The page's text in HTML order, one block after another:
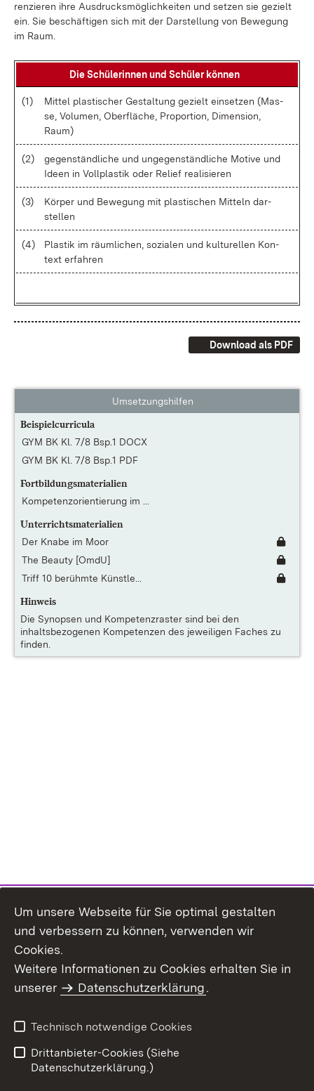
ren­zie­ren ih­re Aus­drucks­mög­lich­kei­ten und set­zen sie ge­zielt
ein. Sie be­schäf­ti­gen sich mit der Dar­stel­lung von Be­we­gung
im Raum.
Die Schü­le­rin­nen und Schü­ler kön­nen
(1)
Mit­tel plas­ti­scher Ge­stal­tung ge­zielt ein­set­zen (Mas­
se, Vo­lu­men, Ober­flä­che, Pro­por­ti­on, Di­men­si­on,
Raum)
(2)
ge­gen­ständ­li­che und un­ge­gen­ständ­li­che Mo­ti­ve und
Ide­en in Voll­plas­tik oder Re­li­ef rea­li­sie­ren
(3)
Kör­per und Be­we­gung mit plas­ti­schen Mit­teln dar­
stel­len
(4)
Plas­tik im räum­li­chen, so­zia­len und kul­tu­rel­len Kon­
text er­fah­ren
Download als PDF
Umsetzungshilfen
Beispielcurricula
GYM BK Kl. 7/8 Bsp.1 DOCX
GYM BK Kl. 7/8 Bsp.1 PDF
Fortbildungsmaterialien
Kompetenzorientierung im ...
Unterrichtsmaterialien
Der Knabe im Moor
The Beauty [OmdU]
Triff 10 berühmte Künstle...
Hinweis
Die Synopsen und Kompetenzraster sind bei den
inhaltsbezogenen Kompetenzen des jeweiligen Faches zu
finden.
Um unsere Webseite für Sie optimal gestalten
und verbessern zu können, verwenden wir
Cookies.
Weitere Informationen zu Cookies erhalten Sie in
unserer
Datenschutzerklärung.
Technisch notwendige Cookies
Drittanbieter-Cookies (Siehe
Datenschutzerklärung.)